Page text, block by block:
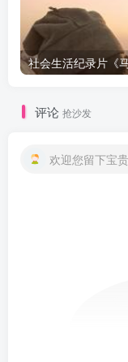
评论 抢沙发
欢迎您留下宝